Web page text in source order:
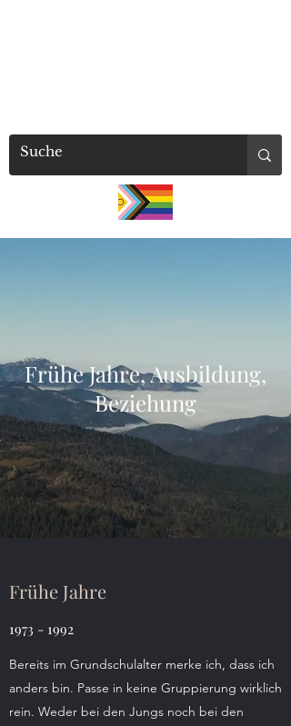
Frühe Jahre, Ausbildung,
Beziehung
Frühe Jahre
1973 - 1992
Bereits im Grundschulalter merke ich, dass ich
anders bin. Passe in keine Gruppierung wirklich
rein. Weder bei den Jungs noch bei den